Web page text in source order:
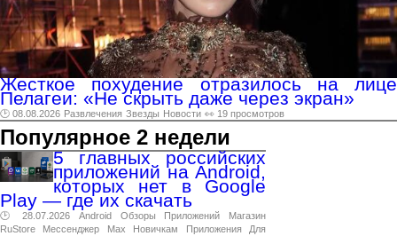
Жесткое похудение отразилось на лице
Пелагеи: «Не скрыть даже через экран»
🕑 08.08.2026 Развлечения Звезды Новости 👀 19 просмотров
Популярное 2 недели
5 главных российских
приложений на Android,
которых нет в Google
Play — где их скачать
🕑 28.07.2026 Android Обзоры Приложений
Магазин
RuStore
Мессенджер Max Новичкам Приложения
Для